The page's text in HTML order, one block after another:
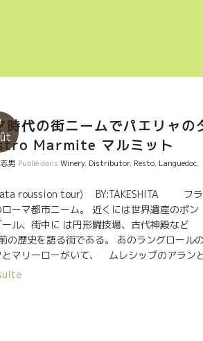
時代の街ニームでパエリャの
Marmite マルミット
男 Publié dans Winery, Distributor, Resto, Languedoc,
roussion tour) BY:TAKESHITA フ
ローマ都市ニーム。 近くには世界遺産のポン
ル、街中に は円形闘技場、古代神殿など
の歴史を語る街である。 あのラングロールの
とマリーローがいて、 ムレシップのアラン
いた。 共に、無茶苦茶アットホームな自然派